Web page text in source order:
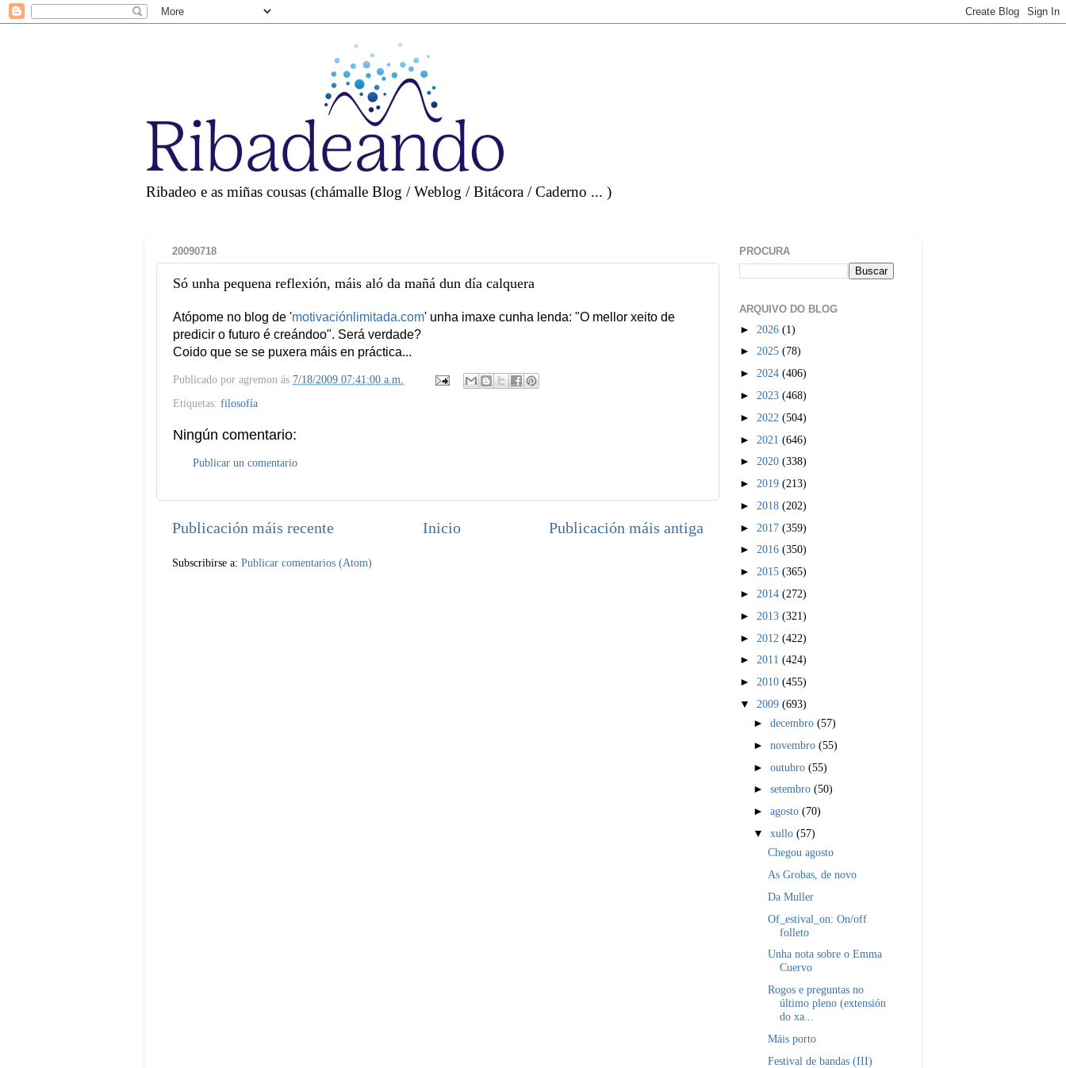
Ribadeo e as miñas cousas (chámalle Blog / Weblog / Bitácora / Caderno ... )
20090718
Só unha pequena reflexión, máis aló da mañá dun día calquera
Atópome no blog de 'motivaciónlimitada.com' unha imaxe cunha lenda: "O mellor xeito de
predicir o futuro é creándoo". Será verdade?
Coido que se se puxera máis en práctica...
Publicado por agremon ás 7/18/2009 07:41:00 a.m.
Etiquetas: filosofía
Ningún comentario:
Publicar un comentario
Publicación máis recente Publicación máis antiga
Inicio
Subscribirse a: Publicar comentarios (Atom)
PROCURA
ARQUIVO DO BLOG
► 2026 (1)
► 2025 (78)
► 2024 (406)
► 2023 (468)
► 2022 (504)
► 2021 (646)
► 2020 (338)
► 2019 (213)
► 2018 (202)
► 2017 (359)
► 2016 (350)
► 2015 (365)
► 2014 (272)
► 2013 (321)
► 2012 (422)
► 2011 (424)
► 2010 (455)
▼ 2009 (693)
►decembro(57)
►novembro(55)
►outubro(55)
►setembro(50)
►agosto(70)
▼xullo(57)
Chegou agosto
As Grobas, de novo
Da Muller
Of_estival_on: On/off
folleto
Unha nota sobre o Emma
Cuervo
Rogos e preguntas no
último pleno (extensión
do xa...
Máis porto
Festival de bandas (III)